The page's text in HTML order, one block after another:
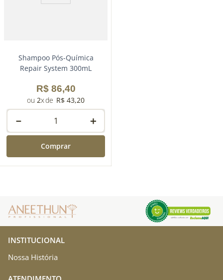
Shampoo Pós-Química
Repair System 300mL
R$ 86,40
2 R$ 43,20
＋
－
Comprar
INSTITUCIONAL
Nossa História